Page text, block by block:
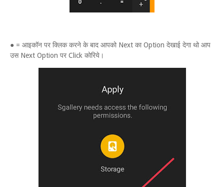
● = आइकॉन पर क्लिक करने के बाद आपको Next का Option देखाई देगा थो आप
उस Next Option पर Click कोरिये।